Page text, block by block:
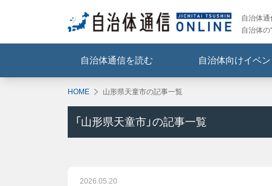
自治体通
自治体の
自治体通信を読む 自治体向けイベン
HOME 山形県天童市の記事一覧
「 山形県天童市 」の記事一覧
2026.05.20